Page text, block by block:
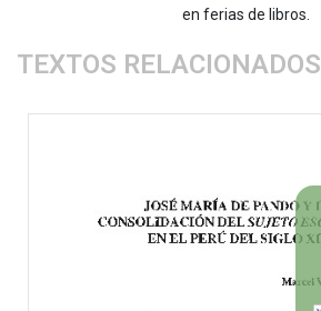
en ferias de libros.
TEXTOS RELACIONADOS